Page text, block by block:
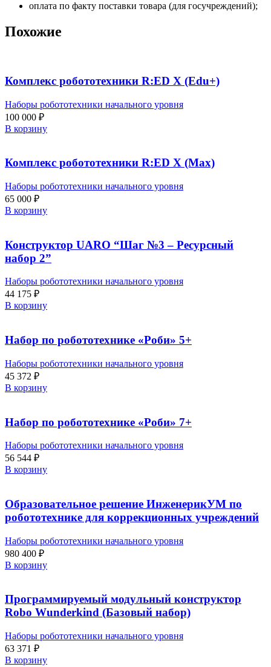
оплата по факту поставки товара (для госучреждений);
Похожие
Комплекс робототехники R:ED X (Edu+)
Наборы робототехники начального уровня
100 000 ₽
В корзину
Комплекс робототехники R:ED X (Max)
Наборы робототехники начального уровня
65 000 ₽
В корзину
Конструктор UARO “Шаг №3 – Ресурсный
набор 2”
Наборы робототехники начального уровня
44 175 ₽
В корзину
Набор по робототехнике «Роби» 5+
Наборы робототехники начального уровня
45 372 ₽
В корзину
Набор по робототехнике «Роби» 7+
Наборы робототехники начального уровня
56 544 ₽
В корзину
Образовательное решение ИнженерикУМ по
робототехнике для коррекционных учреждений
Наборы робототехники начального уровня
980 400 ₽
В корзину
Программируемый модульный конструктор
Robo Wunderkind (Базовый набор)
Наборы робототехники начального уровня
63 371 ₽
В корзину